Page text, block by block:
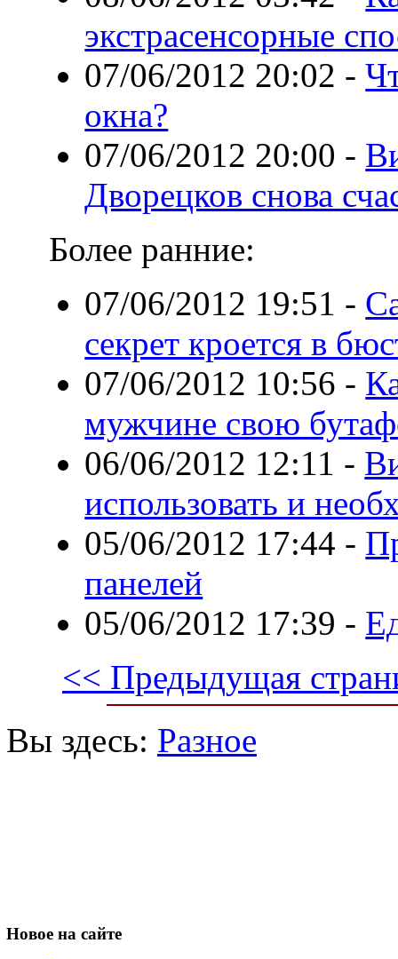
экстрасенсорные
07/06/2012 20:02 -
окна?
07/06/2012 20:00 -
Дворецков снова
Более ранние:
07/06/2012 19:51 -
секрет кроется в
07/06/2012 10:56 -
мужчине свою
06/06/2012 12:11 -
использовать и
05/06/2012 17:44 -
панелей
05/06/2012 17:39 -
<< Предыдущая
Вы здесь: Разное
Новое на сайте